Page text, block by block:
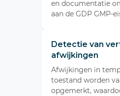
en documentatie
aan de GDP GMP-
Detectie van
afwijkingen
Afwijkingen in
toestand worden
opgemerkt,